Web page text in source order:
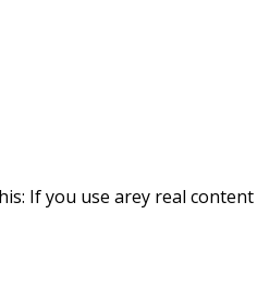
If you use arey real